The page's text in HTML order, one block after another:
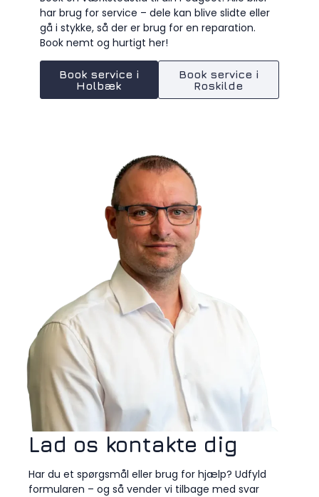
har brug for service – dele kan blive slidte eller
gå i stykke, så der er brug for en reparation.
Book nemt og hurtigt her!
Book service i
Holbæk
Book service i
Roskilde
Lad os kontakte dig
Har du et spørgsmål eller brug for hjælp? Udfyld
formularen – og så vender vi tilbage med svar